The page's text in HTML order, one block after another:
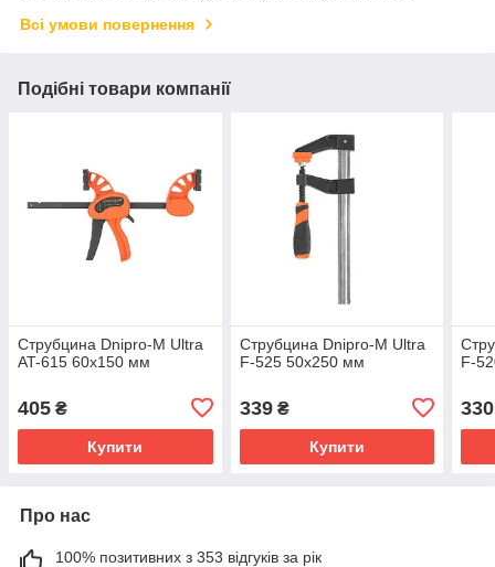
Всі умови повернення
Подібні товари компанії
Струбцина Dnipro-M Ultra
AT-615 60х150 мм
405 ₴
Купити
Струбцина Dnipro-M Ultra
F-525 50х250 мм
339₴
Купити
F-
330
Про нас
100% позитивних з 353 відгуків за рік